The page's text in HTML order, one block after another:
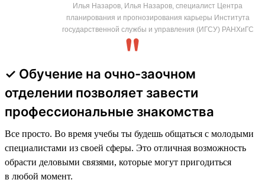
Илья Назаров, Илья Назаров, специалист Центра
планирования и прогнозирования карьеры Института
государственной службы и управления (ИГСУ) РАНХиГС
✓ Обучение на очно-заочном
отделении позволяет завести
профессиональные знакомства
Все просто. Во время учебы ты будешь общаться с молодыми
специалистами из своей сферы. Это отличная возможность
обрасти деловыми связями, которые могут пригодиться
в любой момент.